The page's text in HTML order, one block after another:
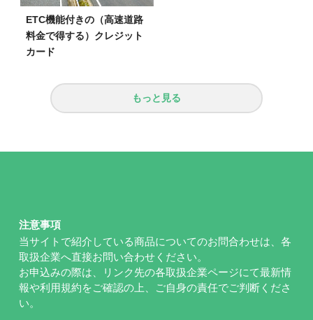
ETC機能付きの（高速道路
料金で得する）クレジット
カード
もっと見る
注意事項
当サイトで紹介している商品についてのお問合わせは、各
取扱企業へ直接お問い合わせください。
お申込みの際は、リンク先の各取扱企業ページにて最新情
報や利用規約をご確認の上、ご自身の責任でご判断くださ
い。